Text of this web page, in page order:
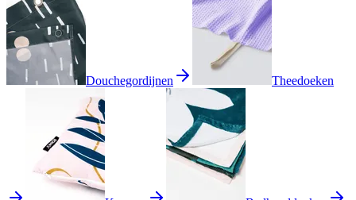
Douchegordijnen Theedoeken